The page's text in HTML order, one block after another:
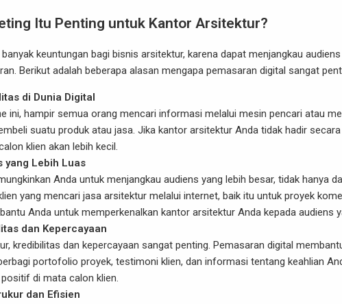
Itu Penting untuk Kantor Arsitektur?
keuntungan bagi bisnis arsitektur, karena dapat menjangkau
Berikut adalah beberapa alasan mengapa pemasaran digital sangat
di Dunia Digital
ini, hampir semua orang mencari informasi melalui mesin pencari atau
suatu produk atau jasa. Jika kantor arsitektur Anda tidak hadir
klien akan lebih kecil.
yang Lebih Luas
Anda untuk menjangkau audiens yang lebih besar, tidak hanya
yang mencari jasa arsitektur melalui internet, baik itu untuk proyek
Anda untuk memperkenalkan kantor arsitektur Anda kepada audiens
dan Kepercayaan
kredibilitas dan kepercayaan sangat penting. Pemasaran digital
portofolio proyek, testimoni klien, dan informasi tentang keahlian
di mata calon klien.
dan Efisien